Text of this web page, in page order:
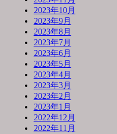
2023年10月
2023年9月
2023年8月
2023年7月
2023年6月
2023年5月
2023年4月
2023年3月
2023年2月
2023年1月
2022年12月
2022年11月